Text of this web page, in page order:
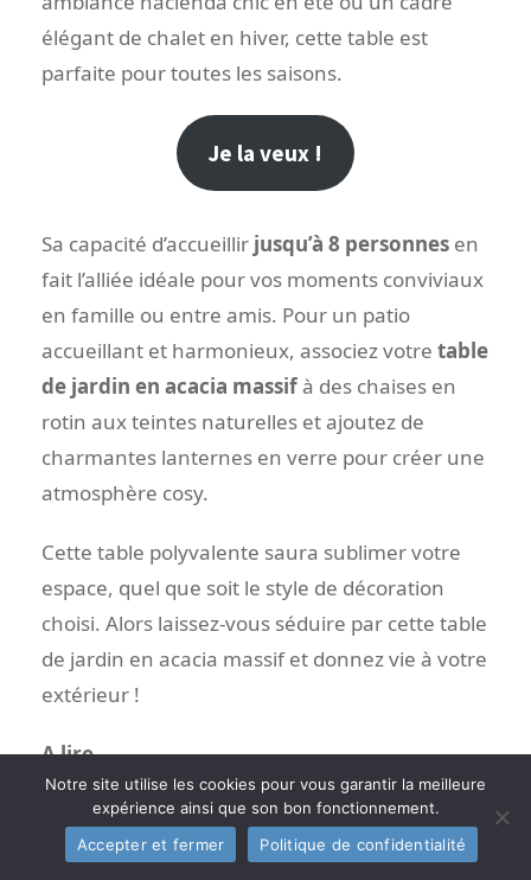
élégant de chalet en hiver, cette table est
parfaite pour toutes les saisons.
Je la veux !
Sa capacité d’accueillir jusqu’à 8 personnes en
fait l’alliée idéale pour vos moments conviviaux
en famille ou entre amis. Pour un patio
accueillant et harmonieux, associez votre table
de jardin en acacia massifà des chaises en
rotin aux teintes naturelles et ajoutez de
charmantes lanternes en verre pour créer une
atmosphère cosy.
Cette table polyvalente saura sublimer votre
espace, quel que soit le style de décoration
choisi. Alors laissez-vous séduire par cette table
de jardin en acacia massif et donnez vie à votre
extérieur !
A lire…
Notre sélection de tables pour un balcon étroit
Notre site utilise les cookies pour vous garantir la meilleure
expérience ainsi que son bon fonctionnement.
Accepter et fermer
Politique de confidentialité